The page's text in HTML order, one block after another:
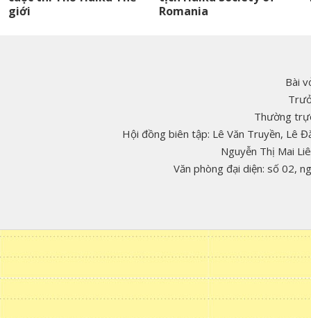
giới
Romania
Bài
Thường
Hội đồng biên tập: Lê Văn Truyền, Lê
Nguyễn Thị Mai
Văn phòng đại diện: số 02,